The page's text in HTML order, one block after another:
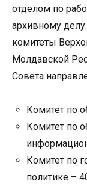
отделом по
архивному
комитеты
Молдавской
Совета
Комитет по
Комитет по
Комитет по
политике –